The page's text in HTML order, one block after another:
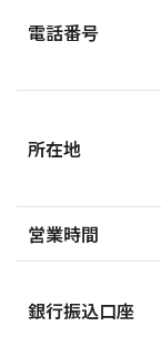
電話番号
所在地
営業時間
銀行振込口座